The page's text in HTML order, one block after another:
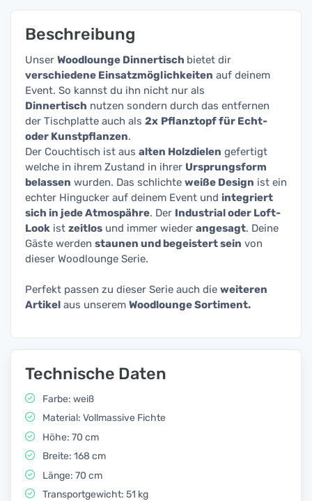
Beschreibung
Unser Woodlounge Dinnertisch bietet dir
verschiedene Einsatzmöglichkeiten auf deinem
Event. So kannst du ihn nicht nur als
Dinnertisch nutzen sondern durch das entfernen
der Tischplatte auch als 2x Pflanztopf für Echt-
oder Kunstpflanzen.
Der Couchtisch ist aus alten Holzdielen gefertigt
welche in ihrem Zustand in ihrer Ursprungsform
belassen wurden. Das schlichte weiße Design ist ein
echter Hingucker auf deinem Event und integriert
sich in jede Atmospähre. Der Industrial oder Loft-
Look ist zeitlos und immer wieder angesagt. Deine
Gäste werden staunen und begeistert sein von
dieser Woodlounge Serie.
Perfekt passen zu dieser Serie auch die weiteren
Artikel aus unserem Woodlounge Sortiment.
Technische Daten
Farbe: weiß
Material: Vollmassive Fichte
Höhe: 70 cm
Breite: 168 cm
Länge: 70 cm
Transportgewicht: 51 kg